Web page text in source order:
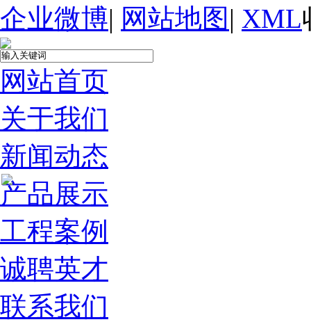
企业微博| 网站地图 | XML
网站首页
关于我们
新闻动态
产品展示
工程案例
诚聘英才
联系我们